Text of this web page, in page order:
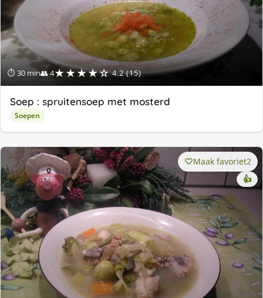
⏱ 30 min👥 4★★★★☆ 4.2 (15)
Soep : spruitensoep met mosterd
Soepen
Maak favoriet2
👍